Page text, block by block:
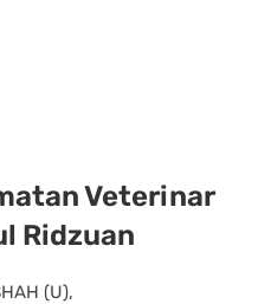
Veterinar
Ridzuan
(U),